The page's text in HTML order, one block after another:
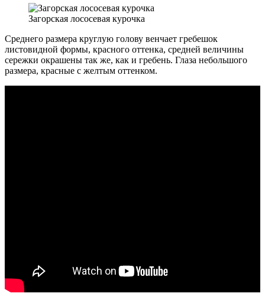
Загорская лососевая курочка
Среднего размера круглую голову венчает гребешок
листовидной формы, красного оттенка, средней величины
сережки окрашены так же, как и гребень. Глаза небольшого
размера, красные с желтым оттенком.